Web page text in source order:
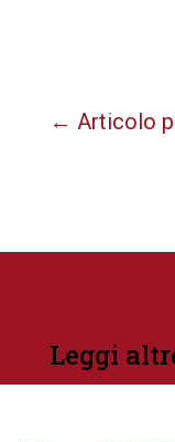
← Articolo
Leggi